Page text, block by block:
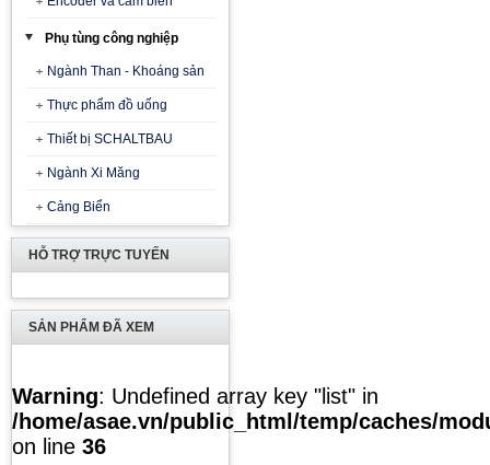
Phụ tùng công nghiệp
Ngành Than - Khoáng sản
Thực phẩm đồ uống
Thiết bị SCHALTBAU
Ngành Xi Măng
Cảng Biển
HỖ TRỢ TRỰC TUYẾN
SẢN PHẨM ĐÃ XEM
Warning: Undefined array key "list" in
/home/asae.vn/public_html/temp/caches/
on line 36